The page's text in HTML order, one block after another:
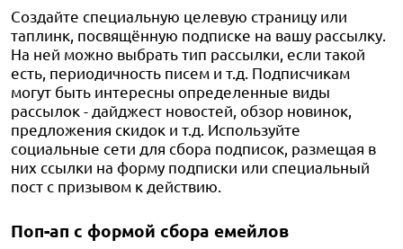
Создайте специальную целевую страницу или
таплинк, посвящённую подписке на вашу рассылку.
На ней можно выбрать тип рассылки, если такой
есть, периодичность писем и т.д. Подписчикам
могут быть интересны определенные виды
рассылок - дайджест новостей, обзор новинок,
предложения скидок и т.д. Используйте
социальные сети для сбора подписок, размещая в
них ссылки на форму подписки или специальный
пост с призывом к действию.
Поп-ап с формой сбора емейлов